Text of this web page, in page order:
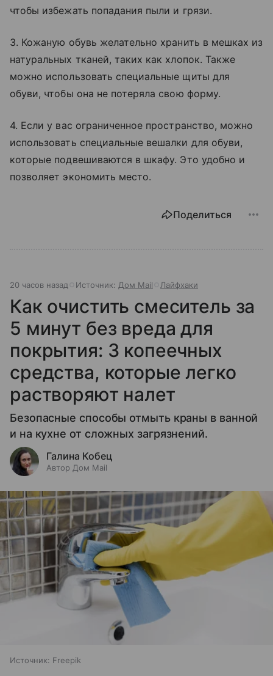
чтобы избежать попадания пыли и грязи.
3. Кожаную обувь желательно хранить в мешках из
натуральных тканей, таких как хлопок. Также
можно использовать специальные щиты для
обуви, чтобы она не потеряла свою форму.
4. Если у вас ограниченное пространство, можно
использовать специальные вешалки для обуви,
которые подвешиваются в шкафу. Это удобно и
позволяет экономить место.
Поделиться
20 часов назад Источник: Дом Mail Лайфхаки
Как очистить смеситель за
5 минут без вреда для
покрытия: 3 копеечных
средства, которые легко
растворяют налет
Безопасные способы отмыть краны в ванной
и на кухне от сложных загрязнений.
Галина Кобец
Автор Дом Mail
Источник: Freepik